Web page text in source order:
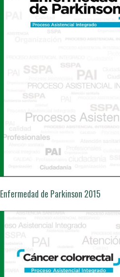
Enfermedad de Parkinson 2015